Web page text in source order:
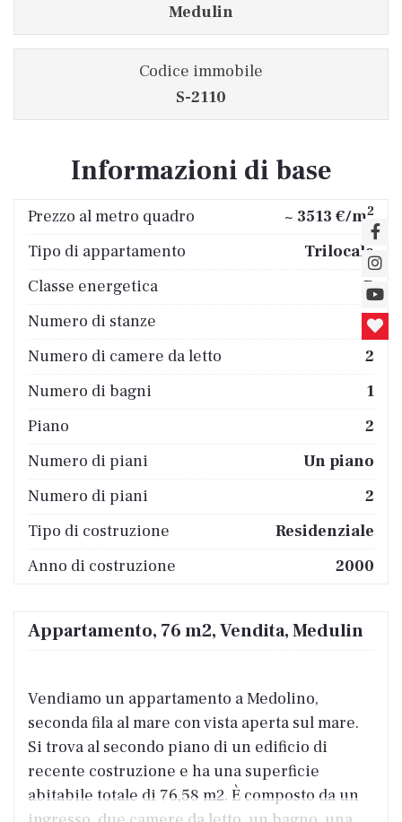
Medulin
Codice immobile
S-2110
Informazioni di base
Prezzo al metro quadro ~ 3513 €/m2
Tipo di appartamento
Trilocale
Classe energetica
B
Numero di stanze
3
Numero di camere da letto
2
Numero di bagni
1
Piano
2
Numero di piani
Un piano
Numero di piani
2
Tipo di costruzione
Residenziale
Anno di costruzione
2000
Appartamento, 76 m2, Vendita, Medulin
Vendiamo un appartamento a Medolino,
seconda fila al mare con vista aperta sul mare.
Si trova al secondo piano di un edificio di
recente costruzione e ha una superficie
abitabile totale di 76,58 m2. È composto da un